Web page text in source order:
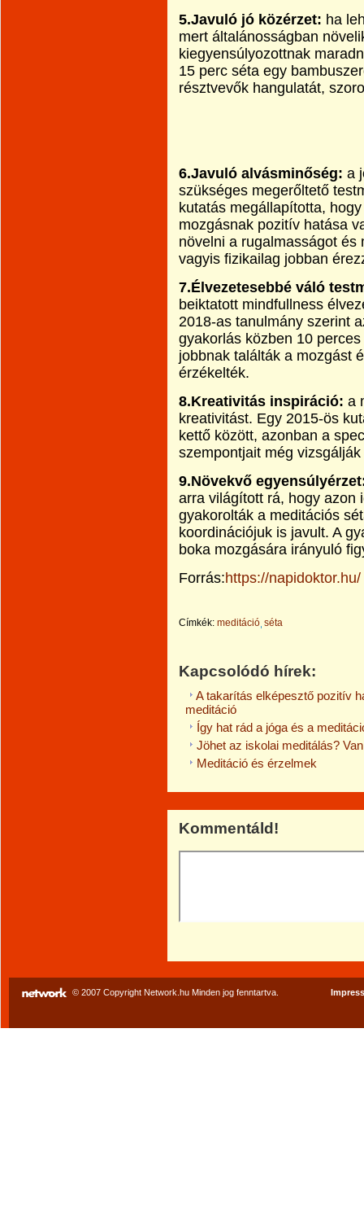
5.Javuló jó közérzet: ha
mert általánosságban
kiegyensúlyozottnak
15 perc séta egy
résztvevők hangulatát,
6.Javuló alvásminőség: a
szükséges megerőltető
kutatás megállapította,
mozgásnak pozitív hatása
növelni a rugalmasságot
vagyis fizikailag jobban
7.Élvezetesebbé váló
beiktatott mindfullness
2018-as tanulmány szerint
gyakorlás közben 10
jobbnak találták a mozgást
érzékelték.
8.Kreativitás inspiráció: a
kreativitást. Egy 2015-ös
kettő között, azonban a
szempontjait még
9.Növekvő
arra világított rá, hogy azon
gyakorolták a meditációs
koordinációjuk is javult. A
boka mozgására irányuló
Forrás:https://napidoktor.hu/
Címkék: meditáció séta
Kapcsolódó hírek:
A takarítás elképesztő pozitív
meditáció
Így hat rád a jóga és a
Jöhet az iskolai meditálás?
Meditáció és érzelmek
Kommentáld!
© 2007 Copyright Network.hu Minden jog fenntartva.